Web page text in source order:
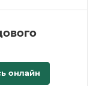
онлайн